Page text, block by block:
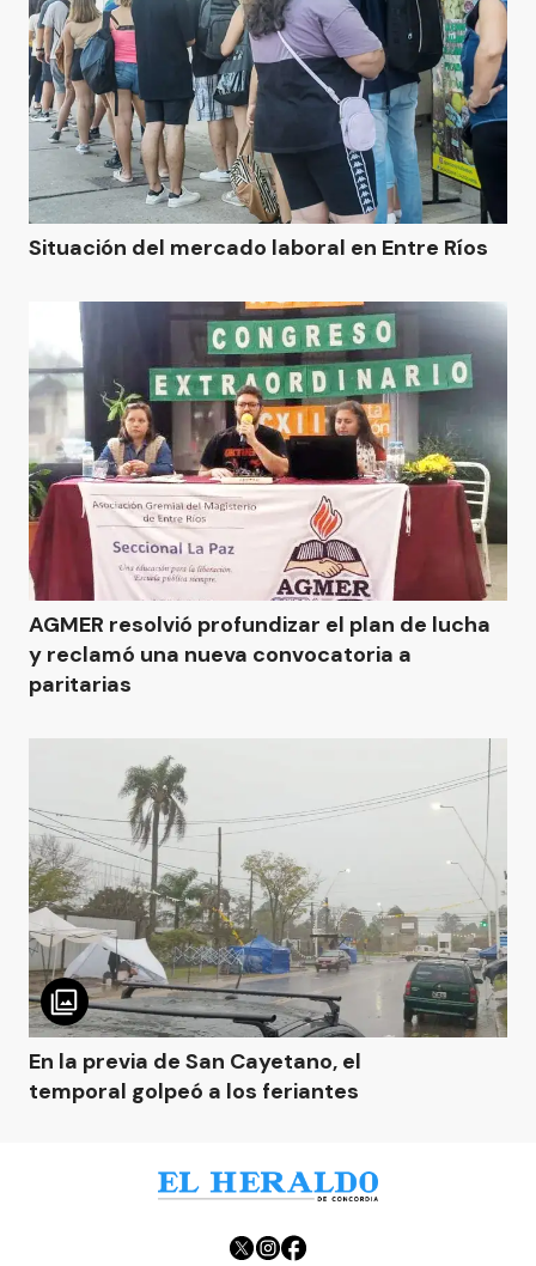
Situación del mercado laboral en Entre Ríos
AGMER resolvió profundizar el plan de lucha
y reclamó una nueva convocatoria a
paritarias
En la previa de San Cayetano, el
temporal golpeó a los feriantes